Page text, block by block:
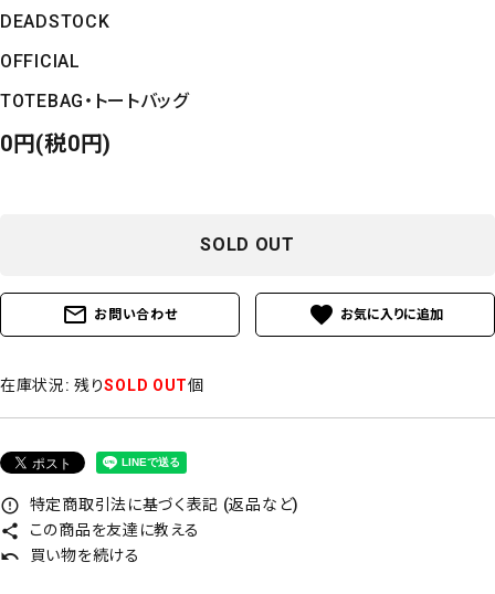
DEADSTOCK
OFFICIAL
TOTEBAG・トートバッグ
0円(税0円)
SOLD OUT
mail_outline お問い合わせ favorite
在庫状況: 残りSOLD OUT個
error_outline 特定商取引法に基づく表記 (返品など)
share この商品を友達に教える
undo 買い物を続ける